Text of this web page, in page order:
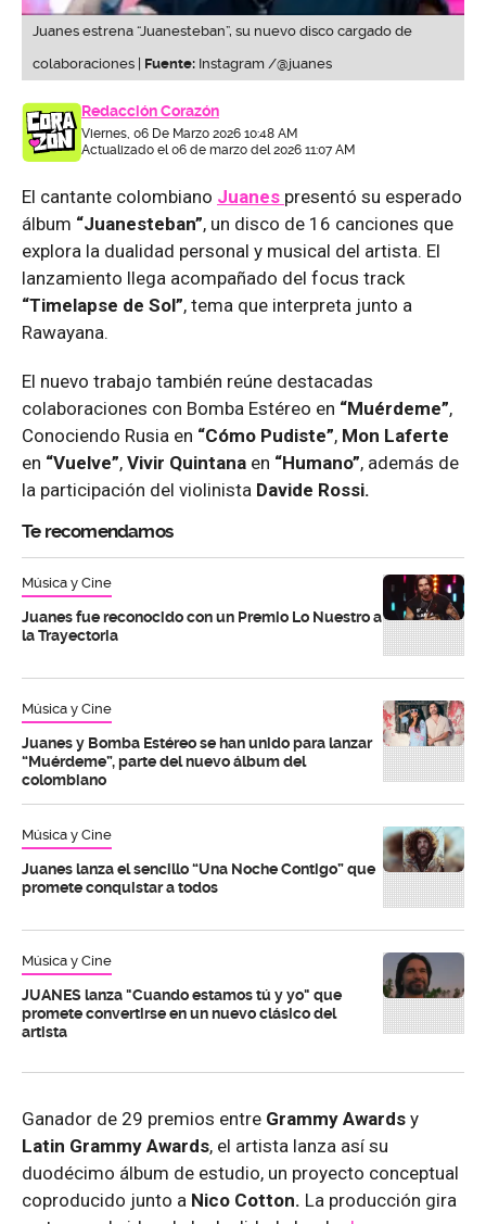
Juanes estrena “Juanesteban”, su nuevo disco cargado de
colaboraciones | Fuente: Instagram /@juanes
Redacción Corazón
Viernes, 06 De Marzo 2026 10:48 AM
Actualizado el 06 de marzo del 2026 11:07 AM
El cantante colombiano Juanes presentó su esperado
álbum “Juanesteban”, un disco de 16 canciones que
explora la dualidad personal y musical del artista. El
lanzamiento llega acompañado del focus track
“Timelapse de Sol”, tema que interpreta junto a
Rawayana.
El nuevo trabajo también reúne destacadas
colaboraciones con Bomba Estéreo en “Muérdeme”,
Conociendo Rusia en “Cómo Pudiste”, Mon Laferte
en “Vuelve”, Vivir Quintana en “Humano”, además de
la participación del violinista Davide Rossi.
Te recomendamos
Música y Cine
Juanes fue reconocido con un Premio Lo Nuestro a
la Trayectoria
Música y Cine
Juanes y Bomba Estéreo se han unido para lanzar
“Muérdeme”, parte del nuevo álbum del
colombiano
Música y Cine
Juanes lanza el sencillo “Una Noche Contigo” que
promete conquistar a todos
Música y Cine
JUANES lanza "Cuando estamos tú y yo" que
promete convertirse en un nuevo clásico del
artista
Ganador de 29 premios entre Grammy Awards y
Latin Grammy Awards, el artista lanza así su
duodécimo álbum de estudio, un proyecto conceptual
coproducido junto a Nico Cotton. La producción gira